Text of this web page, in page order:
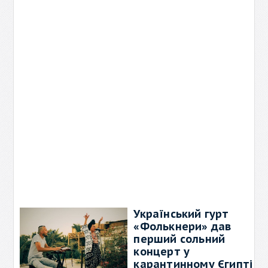
Український гурт
«Фолькнери» дав
перший сольний
концерт у
карантинному Єгипті